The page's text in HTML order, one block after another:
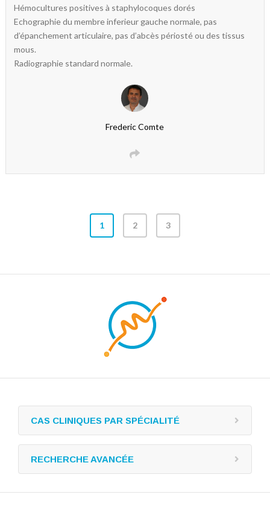
Hémocultures positives à staphylocoques dorés
Echographie du membre inferieur gauche normale, pas
d’épanchement articulaire, pas d’abcès périosté ou des tissus
mous.
Radiographie standard normale.
Frederic Comte
1 2 3
CAS CLINIQUES PAR SPÉCIALITÉ
RECHERCHE AVANCÉE